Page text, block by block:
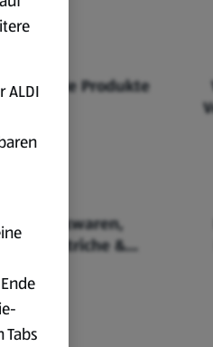
Fairtrade Produkte
Backwaren,
Aufstriche &
ALDI